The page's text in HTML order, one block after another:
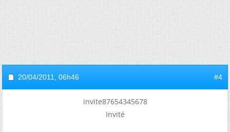
20/04/2011, 06h46 #4
invite87654345678
Invité